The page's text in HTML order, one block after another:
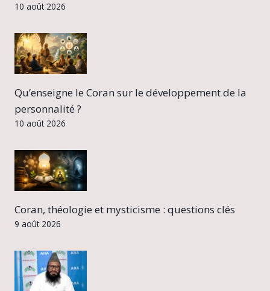
10 août 2026
Qu’enseigne le Coran sur le développement de la
personnalité ?
10 août 2026
Coran, théologie et mysticisme : questions clés
9 août 2026